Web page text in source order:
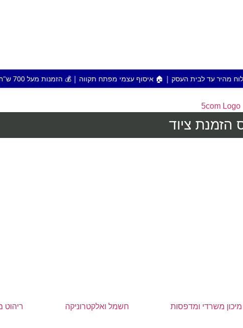
העסק | 🏠 איסוף עצמי מפתח תקווה | 💰 הזמנות מעל 700 ש"ח משלוח חינם | *לא כולל מוצר או אזור חריג |
הזמנת ציוד
מיכון משרדי ומדפסות חשמל ואלקטרוניקה ריהוט